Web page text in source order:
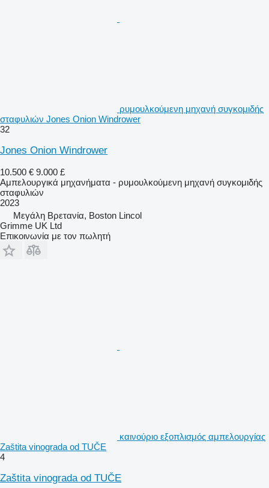
ρυμουλκούμενη μηχανή συγκομιδής
σταφυλιών Jones Onion Windrower
32
Jones Onion Windrower
10.500 € 9.000 £
Αμπελουργικά μηχανήματα - ρυμουλκούμενη μηχανή συγκομιδής
σταφυλιών
2023
Μεγάλη Βρετανία, Boston Lincol
Grimme UK Ltd
Επικοινωνία με τον πωλητή
καινούριο εξοπλισμός αμπελουργίας
Zaštita vinograda od TUČE
4
Zaštita vinograda od TUČE